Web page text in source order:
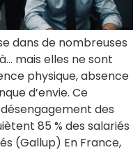
dans de nombreuses
mais elles ne sont
physique, absence
d’envie. Ce
des
85 % des salariés
(Gallup) En France,